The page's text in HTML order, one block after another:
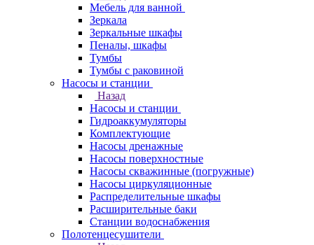
Мебель для ванной
Зеркала
Зеркальные шкафы
Пеналы, шкафы
Тумбы
Тумбы с раковиной
Насосы и станции
Назад
Насосы и станции
Гидроаккумуляторы
Комплектующие
Насосы дренажные
Насосы поверхностные
Насосы скважинные (погружные)
Насосы циркуляционные
Распределительные шкафы
Расширительные баки
Станции водоснабжения
Полотенцесушители